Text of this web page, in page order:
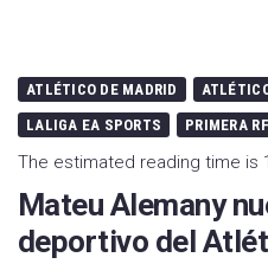
ATLÉTICO DE MADRID
LALIGA EA SPORTS
PRIMERA
The estimated reading time is
Mateu Alemany
deportivo del